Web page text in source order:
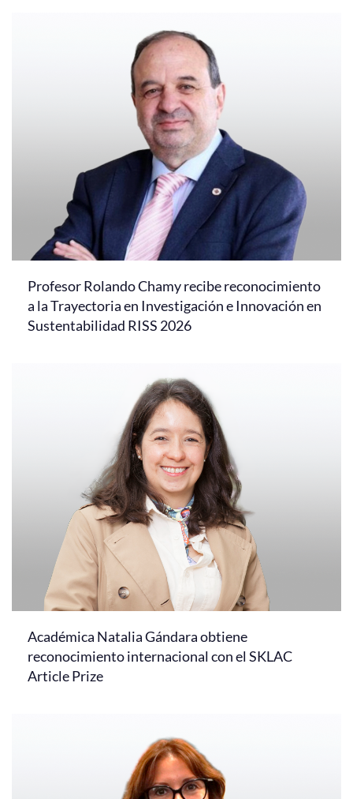
Profesor Rolando Chamy recibe reconocimiento
a la Trayectoria en Investigación e Innovación en
Sustentabilidad RISS 2026
Académica Natalia Gándara obtiene
reconocimiento internacional con el SKLAC
Article Prize